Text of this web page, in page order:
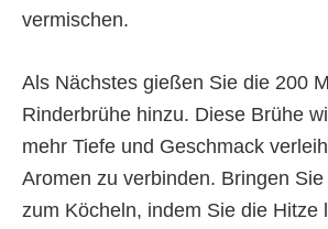
vermischen.
Als Nächstes gießen Sie die 200
Rinderbrühe hinzu. Diese Brühe
mehr Tiefe und Geschmack
Aromen zu verbinden. Bringen
zum Köcheln, indem Sie die Hitze